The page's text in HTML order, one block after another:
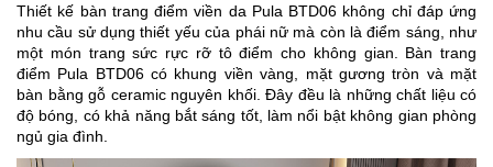
Thiết kế bàn trang điểm viền da Pula BTD06 không chỉ đáp ứng
nhu cầu sử dụng thiết yếu của phái nữ mà còn là điểm sáng, như
một món trang sức rực rỡ tô điểm cho không gian. Bàn trang
điểm Pula BTD06 có khung viền vàng, mặt gương tròn và mặt
bàn bằng gỗ ceramic nguyên khối. Đây đều là những chất liệu có
độ bóng, có khả năng bắt sáng tốt, làm nổi bật không gian phòng
ngủ gia đình.